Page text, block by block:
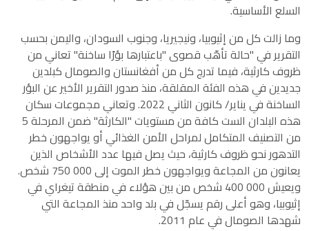
السلع الأساسية.
وما زالت كل من إثيوبيا، ونيجيريا، وجنوب السودان، واليمن بحسب
التقرير في "حالة تأهّب قصوى "باعتبارها بؤرًا ساخنة" تعاني من
ظروف كارثية، فيما تدرج كل من أفغانستان والصومال كبلدين
جديدين في هذه الفئة المقلقة، منذ صدور التقرير الأخير عن البؤر
الساخنة في يناير/ كانون الثاني 2022. وتعاني مجموعات سكان
هذه البلدان الست كافة من مستويات "الكارثة" ضمن المرحلة 5
من التصنيف المتكامل لمراحل الأمن الغذائي أو يواجهون خطر
التدهور نحو ظروف كارثية، حيث يصل فيها عدد الأشخاص الذين
يعانون من المجاعة ويواجهون خطر الموت إلى 000 750 شخص.
ويعيش 000 400 شخص من بين هؤلاء في منطقة تيغراي في
إثيوبيا، وهو أعلى رقم يسجّل في بلد واحد منذ المجاعة التي
شهدها الصومال في عام 2011.